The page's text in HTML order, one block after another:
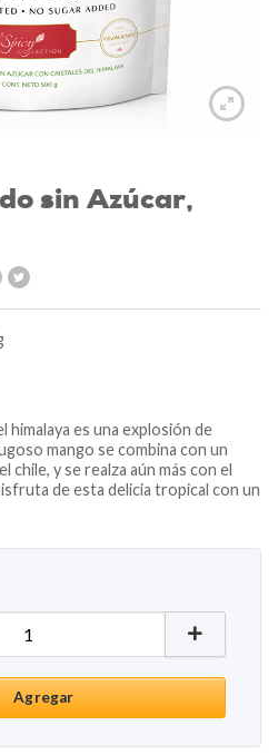
sin Azúcar,
himalaya es una explosión de
mango se combina con un
y se realza aún más con el
de esta delicia tropical con un
Azúcar, 500g cantidad
Agregar